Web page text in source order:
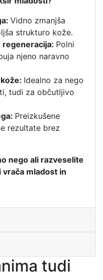
Vidno zmanjša
strukturo kože.
regeneracija: Polni
njeno naravno
Idealno za nego
tudi za občutljivo
Preizkušene
rezultate brez
nego ali razveselite
mladost in
tudi